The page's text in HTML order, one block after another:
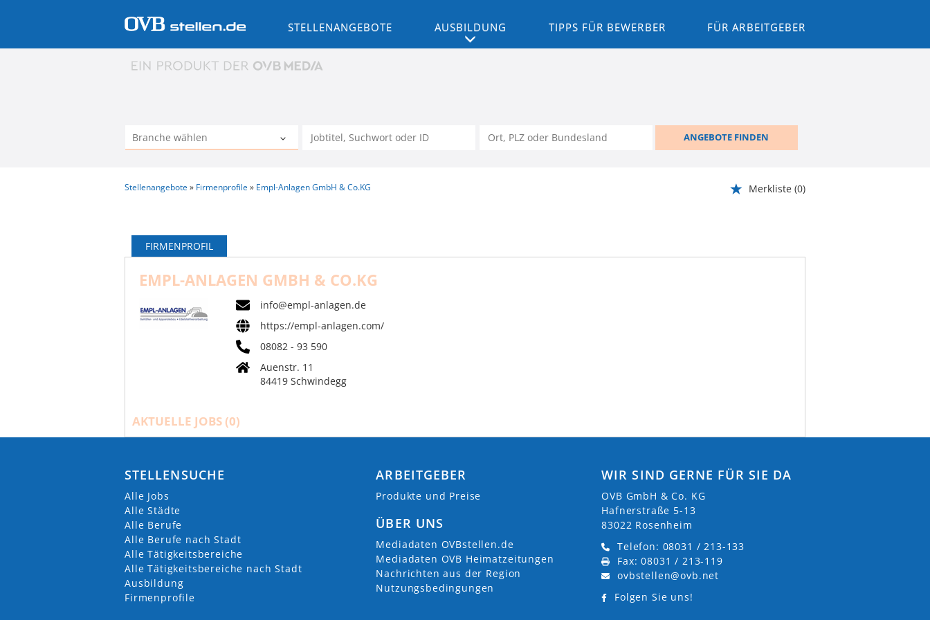
STELLENANGEBOTE AUSBILDUNG TIPPS FÜR BEWERBER FÜR ARBEITGEBER
ANGEBOTE FINDEN
Stellenangebote Firmenprofile Empl-Anlagen GmbH & Co.KG Merkliste (0)
FIRMENPROFIL
EMPL-ANLAGEN GMBH & CO.KG
info@empl-anlagen.de
https://empl-anlagen.com/
08082 - 93 590
Auenstr. 11
84419 Schwindegg
AKTUELLE JOBS (0)
STELLENSUCHE
Alle Jobs
Alle Städte
Alle Berufe
Alle Berufe nach Stadt
Alle Tätigkeitsbereiche
Alle Tätigkeitsbereiche nach Stadt
Ausbildung
Firmenprofile
ARBEITGEBER
Produkte und Preise
ÜBER UNS
Mediadaten OVBstellen.de
Mediadaten OVB Heimatzeitungen
Nachrichten aus der Region
Nutzungsbedingungen
WIR SIND GERNE FÜR SIE DA
OVB GmbH & Co. KG
Hafnerstraße 5-13
83022 Rosenheim
Telefon: 08031 / 213-133
Fax: 08031 / 213-119
ovbstellen@ovb.net
Folgen Sie uns!